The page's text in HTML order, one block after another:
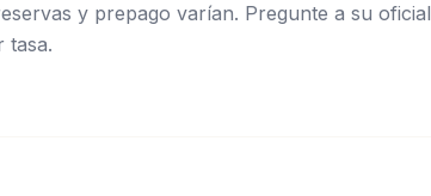
y prepago varían. Pregunte a su oficial
tasa.